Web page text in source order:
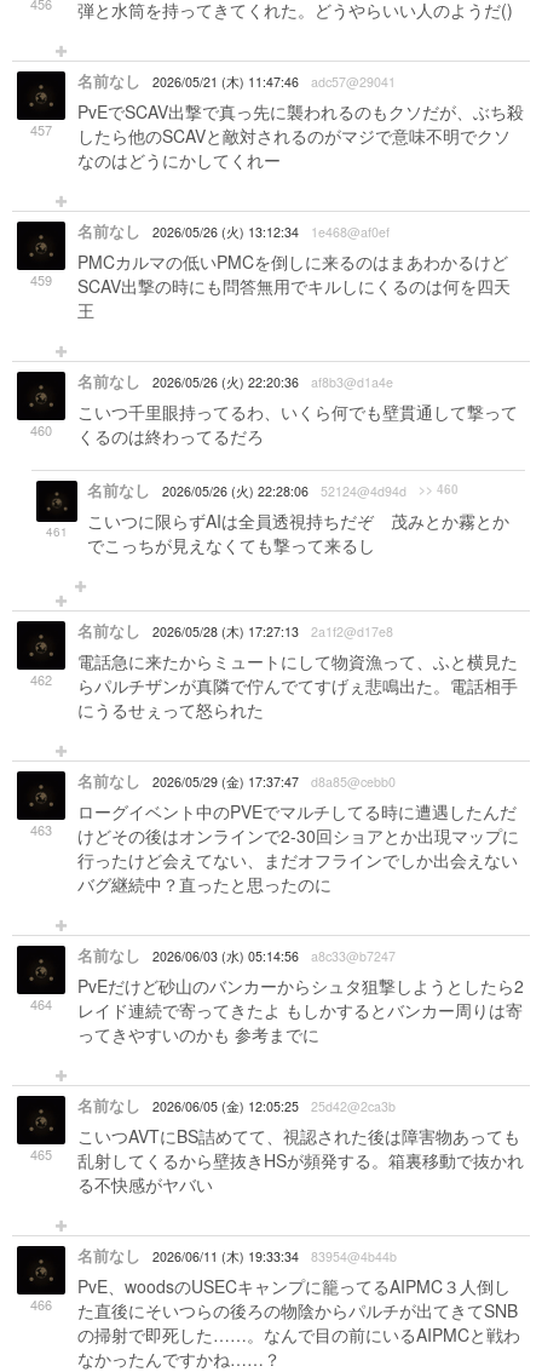
弾と水筒を持ってきてくれた。どうやらいい人のようだ()
457
名前なし 2026/05/21 (木) 11:47:46 adc57@29041
PvEでSCAV出撃で真っ先に襲われるのもクソだが、ぶち殺
したら他のSCAVと敵対されるのがマジで意味不明でクソ
なのはどうにかしてくれー
459
名前なし 2026/05/26 (火) 13:12:34 1e468@af0ef
PMCカルマの低いPMCを倒しに来るのはまあわかるけど
SCAV出撃の時にも問答無用でキルしにくるのは何を四天
王
460
名前なし 2026/05/26 (火) 22:20:36 af8b3@d1a4e
こいつ千里眼持ってるわ、いくら何でも壁貫通して撃って
くるのは終わってるだろ
461
名前なし 2026/05/26 (火) 22:28:06 52124@4d94d >> 460
こいつに限らずAIは全員透視持ちだぞ 茂みとか霧とか
でこっちが見えなくても撃って来るし
462
名前なし 2026/05/28 (木) 17:27:13 2a1f2@d17e8
電話急に来たからミュートにして物資漁って、ふと横見た
らパルチザンが真隣で佇んでてすげぇ悲鳴出た。電話相手
にうるせぇって怒られた
463
名前なし 2026/05/29 (金) 17:37:47 d8a85@cebb0
ローグイベント中のPVEでマルチしてる時に遭遇したんだ
けどその後はオンラインで2‐30回ショアとか出現マップに
行ったけど会えてない、まだオフラインでしか出会えない
バグ継続中？直ったと思ったのに
464
名前なし 2026/06/03 (水) 05:14:56 a8c33@b7247
PvEだけど砂山のバンカーからシュタ狙撃しようとしたら2
レイド連続で寄ってきたよ もしかするとバンカー周りは寄
ってきやすいのかも 参考までに
465
名前なし 2026/06/05 (金) 12:05:25 25d42@2ca3b
こいつAVTにBS詰めてて、視認された後は障害物あっても
乱射してくるから壁抜きHSが頻発する。箱裏移動で抜かれ
る不快感がヤバい
466
名前なし 2026/06/11 (木) 19:33:34 83954@4b44b
PvE、woodsのUSECキャンプに籠ってるAIPMC３人倒し
た直後にそいつらの後ろの物陰からパルチが出てきてSNB
の掃射で即死した……。なんで目の前にいるAIPMCと戦わ
なかったんですかね……？